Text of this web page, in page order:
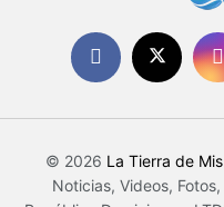
© 2026 La Tierra de
Noticias, Videos,